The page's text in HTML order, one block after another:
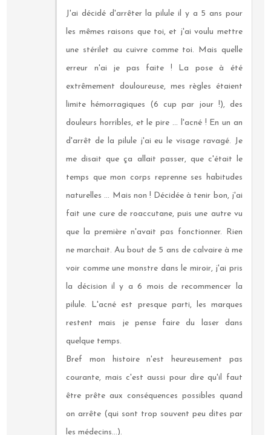
J'ai décidé d'arrêter la pilule il y a 5 ans pour
les mêmes raisons que toi, et j'ai voulu mettre
une stérilet au cuivre comme toi. Mais quelle
erreur n'ai je pas faite ! La pose à été
extrêmement douloureuse, mes règles étaient
limite hémorragiques (6 cup par jour !), des
douleurs horribles, et le pire ... l'acné ! En un an
d'arrêt de la pilule j'ai eu le visage ravagé. Je
me disait que ça allait passer, que c'était le
temps que mon corps reprenne ses habitudes
naturelles ... Mais non ! Décidée à tenir bon, j'ai
fait une cure de roaccutane, puis une autre vu
que la première n'avait pas fonctionner. Rien
ne marchait. Au bout de 5 ans de calvaire à me
voir comme une monstre dans le miroir, j'ai pris
la décision il y a 6 mois de recommencer la
pilule. L'acné est presque parti, les marques
restent mais je pense faire du laser dans
quelque temps.
Bref mon histoire n'est heureusement pas
courante, mais c'est aussi pour dire qu'il faut
être prête aux conséquences possibles quand
on arrête (qui sont trop souvent peu dites par
les médecins...).